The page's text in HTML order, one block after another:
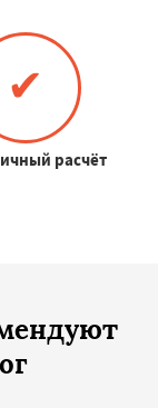
✔
расчёт